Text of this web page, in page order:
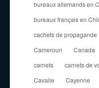
bureaux allemands en
bureaux français en
cachets de propagande
Cameroun
Canada
carnets
carnets de
Cavalle
Cayenne